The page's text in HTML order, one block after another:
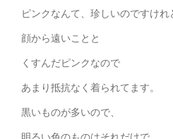
ピンクなんて、珍しいのですけれ
顔から遠いことと
くすんだピンクなので
あまり抵抗なく着られてます。
黒いものが多いので、